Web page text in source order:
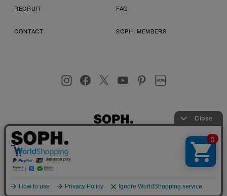
RECRUIT FAQ
CONTACT SOPH. MEMBERS
プライバシーポリシー
店舗受取サービス
お客様により良いサービスを提供するため、cookie(クッキー)を
使用することがございます。 詳しくは
プライバシーポリシーを
ご確認ください。
OK